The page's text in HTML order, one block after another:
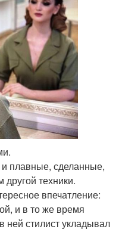
плавные, сделанные,
другой техники.
впечатление:
и в то же время
ней стилист укладывал